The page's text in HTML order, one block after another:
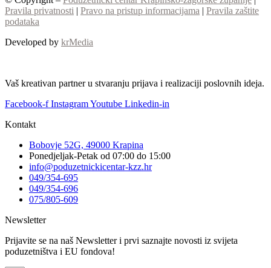
Pravila privatnosti | Pravo na pristup informacijama | Pravila zaštite
podataka
Developed by krMedia
Vaš kreativan partner u stvaranju prijava i realizaciji poslovnih ideja.
Facebook-f InstagramYoutube Linkedin-in
Kontakt
Bobovje 52G, 49000 Krapina
Ponedjeljak-Petak od 07:00 do 15:00
info@poduzetnickicentar-kzz.hr
049/354-695
049/354-696
075/805-609
Newsletter
Prijavite se na naš Newsletter i prvi saznajte novosti iz svijeta
poduzetništva i EU fondova!